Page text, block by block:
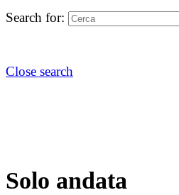
Search for:
Close search
Solo andata